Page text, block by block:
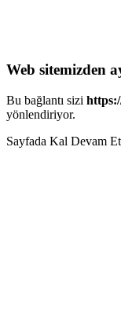
Web sitemizden
Bu bağlantı sizi
yönlendiriyor.
Sayfada Kal Devam Et